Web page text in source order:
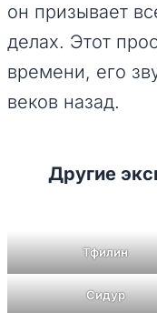
он призывает
делах. Этот
времени, его
веков назад.
Другие
Тфилин
Сидур